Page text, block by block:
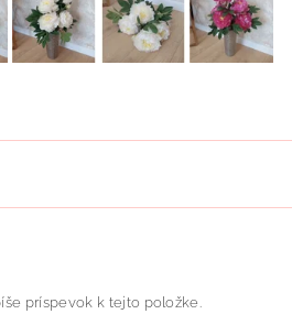
príspevok k tejto položke.